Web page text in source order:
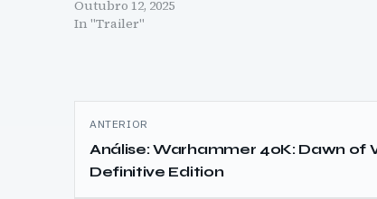
Outubro 12, 2025
In "Trailer"
Navegação
de
artigos
ANTERIOR
Análise: Warhammer 40K: Dawn of
Definitive Edition